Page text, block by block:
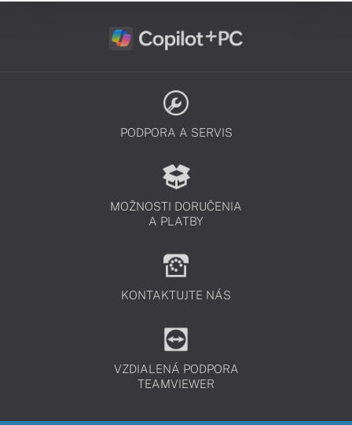
PODPORA A SERVIS
MOŽNOSTI DORUČENIA
A PLATBY
KONTAKTUJTE NÁS
VZDIALENÁ PODPORA
TEAMVIEWER